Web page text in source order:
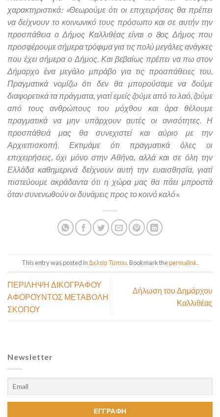
χαρακτηριστικά: «Θεωρούμε ότι οι επιχειρήσεις θα πρέπει
να δείχνουν το κοινωνικό τους πρόσωπο και σε αυτήν την
προσπάθεια ο Δήμος Καλλιθέας είναι ο 8ος Δήμος που
προσφέρουμε σήμερα τρόφιμα για τις πολύ μεγάλες ανάγκες
που έχει σήμερα ο Δήμος. Και βεβαίως πρέπει να πω στον
Δήμαρχο ένα μεγάλο μπράβο για τις προσπάθειες του.
Πραγματικά νομίζω ότι δεν θα μπορούσαμε να δούμε
διαφορετικά τα πράγματα, γιατί εμείς ζούμε από το λαό, ζούμε
από τους ανθρώπους του μόχθου και άρα θέλουμε
πραγματικά να μην υπάρχουν αυτές οι ανισότητες. Η
προσπάθειά μας θα συνεχιστεί και αύριο με την
Αρχιεπισκοπή. Εκτιμάμε ότι πραγματικά όλες οι
επιχειρήσεις, όχι μόνο στην Αθήνα, αλλά και σε όλη την
Ελλάδα καθημερινά δείχνουν αυτή την ευαισθησία, γιατί
πιστεύουμε ακράδαντα ότι η χώρα μας θα πάει μπροστά
όταν συνενωθούν οι δυνάμεις προς το κοινό καλό».
This entry was posted inΔελτία Τύπου. Bookmark thepermalink.
ΠΕΡΙΛΗΨΗ ΔΙΚΟΓΡΑΦΟΥ
ΑΦΟΡΟΥΝΤΟΣ ΜΕΤΑΒΟΛΗ
ΣΚΟΠΟΥ
Δήλωση του Δημάρχου
Καλλιθέας
Newsletter